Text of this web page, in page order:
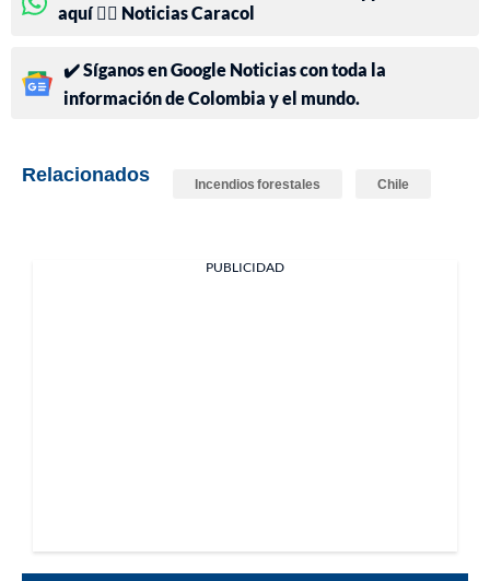
aquí 👉🏻 Noticias Caracol
✔️ Síganos en Google Noticias con toda la
información de Colombia y el mundo.
Relacionados Incendios forestales Chile
PUBLICIDAD